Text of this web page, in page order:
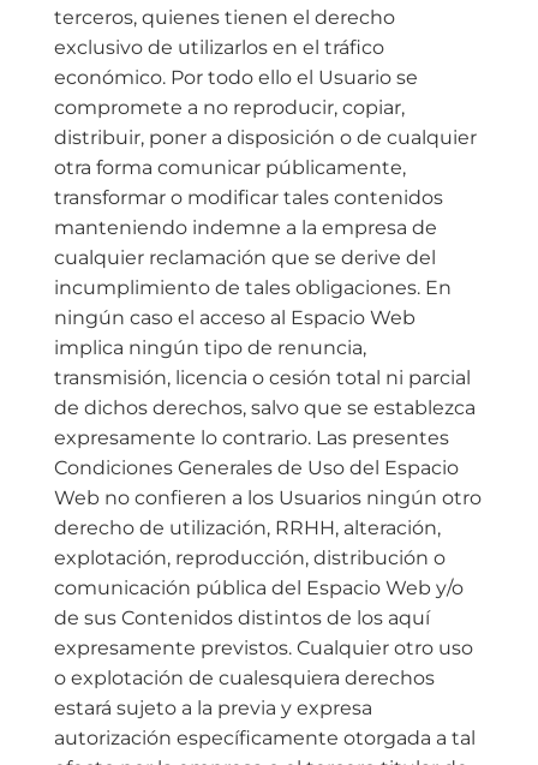
terceros, quienes tienen el derecho
exclusivo de utilizarlos en el tráfico
económico. Por todo ello el Usuario se
compromete a no reproducir, copiar,
distribuir, poner a disposición o de cualquier
otra forma comunicar públicamente,
transformar o modificar tales contenidos
manteniendo indemne a la empresa de
cualquier reclamación que se derive del
incumplimiento de tales obligaciones. En
ningún caso el acceso al Espacio Web
implica ningún tipo de renuncia,
transmisión, licencia o cesión total ni parcial
de dichos derechos, salvo que se establezca
expresamente lo contrario. Las presentes
Condiciones Generales de Uso del Espacio
Web no confieren a los Usuarios ningún otro
derecho de utilización, RRHH, alteración,
explotación, reproducción, distribución o
comunicación pública del Espacio Web y/o
de sus Contenidos distintos de los aquí
expresamente previstos. Cualquier otro uso
o explotación de cualesquiera derechos
estará sujeto a la previa y expresa
autorización específicamente otorgada a tal